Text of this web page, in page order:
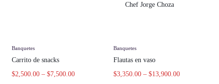
Chef Jorge Choza
Banquetes
Carrito de snacks
$2,500.00 – $7,500.00
Banquetes
Flautas en vaso
$3,350.00 – $13,900.00